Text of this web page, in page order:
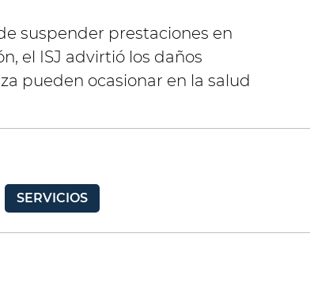
suspender prestaciones en
el ISJ advirtió los daños
pueden ocasionar en la salud
SERVICIOS